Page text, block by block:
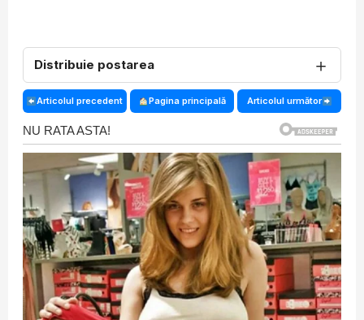
Distribuie postarea ＋
Articolul precedent Pagina principală Articolul următor